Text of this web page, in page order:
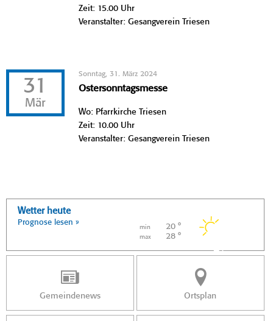
Zeit: 15.00 Uhr
Veranstalter: Gesangverein Triesen
31
Mär
Sonntag, 31. März 2024
Ostersonntagsmesse
Wo: Pfarrkirche Triesen
Zeit: 10.00 Uhr
Veranstalter: Gesangverein Triesen
Wetter heute
Prognose lesen »
min 20 °
max 28 °
Gemeindenews Ortsplan